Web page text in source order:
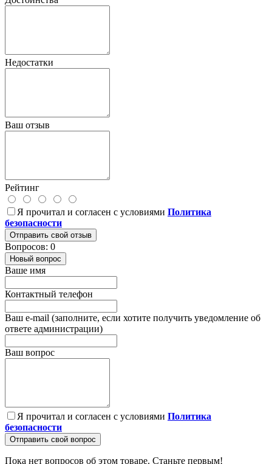
Недостатки
Ваш отзыв
Рейтинг
Я прочитал и согласен с условиями Политика
безопасности
Отправить свой отзыв
Вопросов: 0
Новый вопрос
Ваше имя
Контактный телефон
Ваш e-mail (заполните, если хотите получить уведомление об
ответе администрации)
Ваш вопрос
Я прочитал и согласен с условиями Политика
безопасности
Отправить свой вопрос
Пока нет вопросов об этом товаре. Станьте первым!